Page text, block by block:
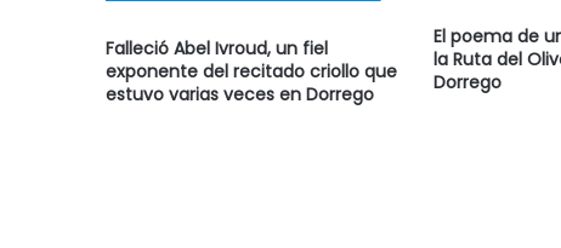
Falleció Abel Ivroud, un fiel
exponente del recitado criollo que
estuvo varias veces en Dorrego
El poema de
la Ruta del
Dorrego